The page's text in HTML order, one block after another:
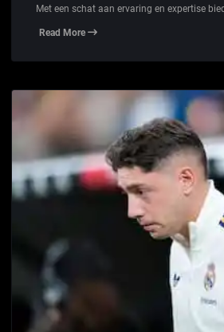
Met een schat aan ervaring en expertise
Read More